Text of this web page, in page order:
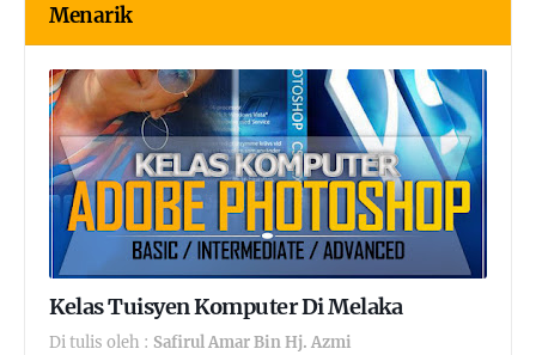
Menarik
Kelas Tuisyen Komputer Di Melaka
Di tulis oleh : Safirul Amar Bin Hj. Azmi